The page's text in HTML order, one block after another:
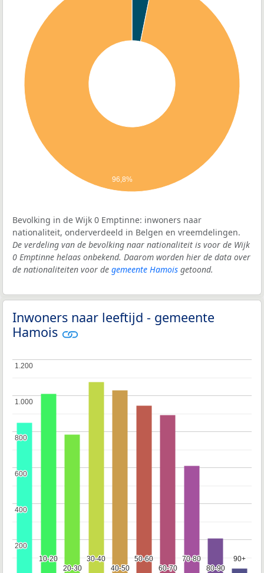
96,8%
Bevolking in de Wijk 0 Emptinne: inwoners naar
nationaliteit, onderverdeeld in Belgen en vreemdelingen.
De verdeling van de bevolking naar nationaliteit is voor de Wijk
0 Emptinne helaas onbekend. Daarom worden hier de data over
de nationaliteiten voor de gemeente Hamois getoond.
Inwoners naar leeftijd - gemeente
Hamois
10-20
10-20
20-30
20-30
30-40
30-40
40-50
40-50
50-60
50-60
60-70
60-70
70-80
70-80
80-90
80-90
90+
90+
200
200
400
400
600
600
800
800
1.000
1.000
1.200
1.200